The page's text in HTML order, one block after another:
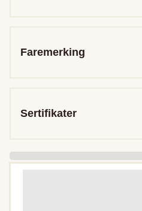
Faremerking
Sertifikater